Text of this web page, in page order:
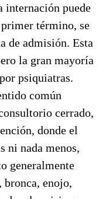
internación puede
término, se
de admisión. Esta
la gran mayoría
psiquiatras.
común
cerrado,
donde el
ni nada menos,
generalmente
bronca, enojo,